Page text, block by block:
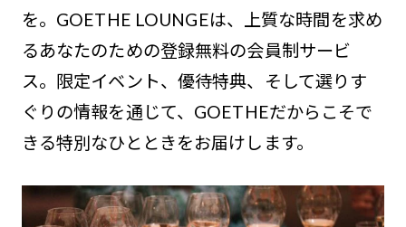
を。GOETHE LOUNGEは、上質な時間を求め
るあなたのための登録無料の会員制サービ
ス。限定イベント、優待特典、そして選りす
ぐりの情報を通じて、GOETHEだからこそで
きる特別なひとときをお届けします。